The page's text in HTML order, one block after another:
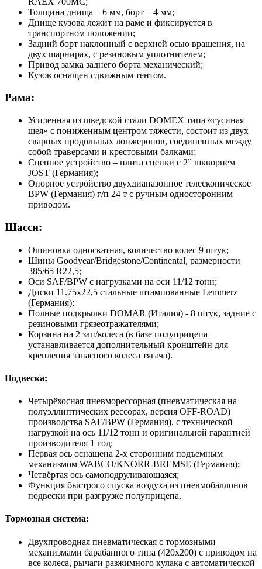
Толщина днища – 6 мм, борт – 4 мм;
Днище кузова лежит на раме и фиксируется в
транспортном положении;
Задний борт наклонный с верхней осью вращения, на
двух шарнирах, с резиновым уплотнителем;
Привод замка заднего борта механический;
Кузов оснащен сдвижным тентом.
Рама:
Усиленная из шведской стали DOMEX типа «гусиная
шея» с пониженным центром тяжести, состоит из двух
сварных продольных лонжеронов, соединенных между
собой траверсами и крестовыми балками;
Сцепное устройство – плита сцепки с 2” шкворнем
JOST (Германия);
Опорное устройство двухдиапазонное телескопическое
BPW (Германия) г/п 24 т с ручным односторонним
приводом.
Шасси:
Ошиновка односкатная, количество колес 9 штук;
Шины Goodyear/Bridgestone/Continental, размерности
385/65 R22,5;
Оси SAF/BPW с нагрузками на оси 11/12 тонн;
Диски 11.75х22,5 стальные штампованные Lemmerz
(Германия);
Полные подкрылки DOMAR (Италия) - 8 штук, задние с
резиновыми грязеотражателями;
Корзина на 2 зап/колеса (в базе полуприцепа
устанавливается дополнительный кронштейн для
крепления запасного колеса тягача).
Подвеска:
Четырёхосная пневморессорная (пневматическая на
полуэллиптических рессорах, версия OFF-ROAD)
производства SAF/BPW (Германия), с технической
нагрузкой на ось 11/12 тонн и оригинальной гарантией
производителя 1 год;
Первая ось оснащена 2-х сторонним подъемным
механизмом WABCO/KNORR-BREMSE (Германия);
Четвёртая ось самоподруливающаяся;
Функция быстрого спуска воздуха из пневмобаллонов
подвески при разгрузке полуприцепа.
Тормозная система:
Двухпроводная пневматическая с тормозными
механизмами барабанного типа (420х200) с приводом на
все колеса, рычаги разжимного кулака с автоматической